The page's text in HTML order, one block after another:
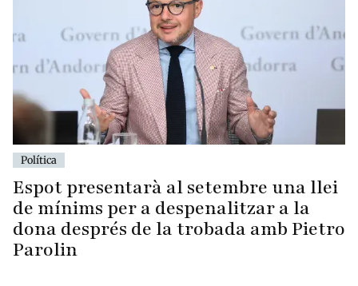
Política
Espot presentarà al setembre una llei
de mínims per a despenalitzar a la
dona després de la trobada amb Pietro
Parolin